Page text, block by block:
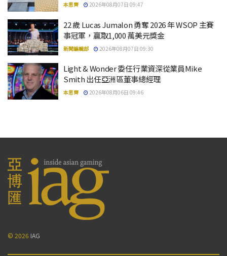
本思齊 2026年08月07日 09:47
22 歲 Lucas Jumalon 勇奪 2026 年 WSOP 主賽
事冠軍，贏取1,000 萬美元獎金
新聞編輯部 2026年08月07日 09:30
Light & Wonder 委任行業資深從業員Mike
Smith 出任亞洲區董事總經理
本思齊 2026年08月06日 09:46
© 2026 IAG